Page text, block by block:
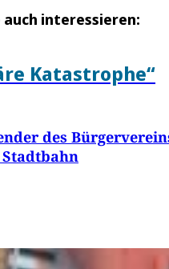
auch interessieren:
Katastrophe“
des